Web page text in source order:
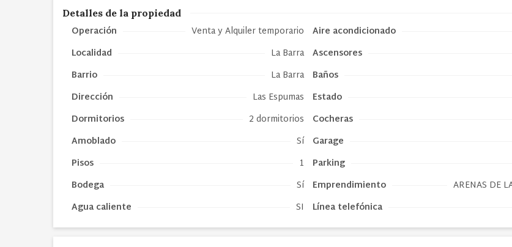
Detalles de la propiedad
Operación
Venta y Alquiler temporario
Localidad
La Barra
Barrio
La Barra
Dirección
Las Espumas
Dormitorios
2 dormitorios
Amoblado
Sí
Pisos
1
Bodega
Sí
Agua caliente
SI
Aire acondicionado
Ascensores
Baños
Estado
Cocheras
Garage
Parking
Emprendimiento
ARENAS DE
Línea telefónica